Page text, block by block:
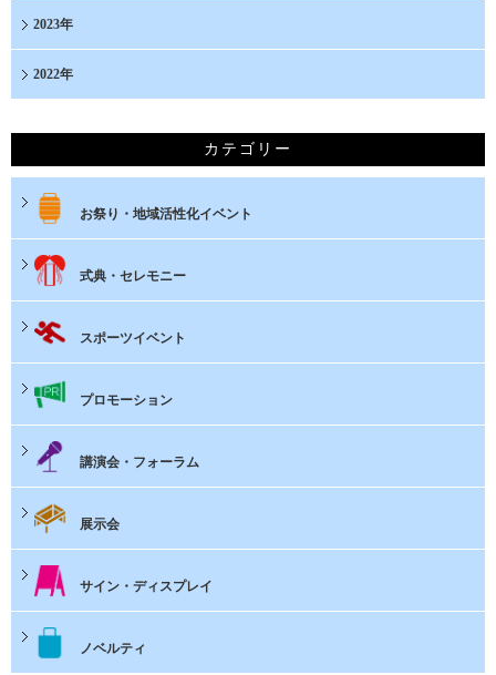
2023年
2022年
カテゴリー
お祭り・地域活性化イベント
式典・セレモニー
スポーツイベント
プロモーション
講演会・フォーラム
展示会
サイン・ディスプレイ
ノベルティ